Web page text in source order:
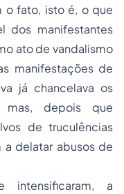
o fato, isto é, o que
dos manifestantes
ato de vandalismo
manifestações de
já chancelava os
mas, depois que
de truculências
a delatar abusos de
intensificaram, a